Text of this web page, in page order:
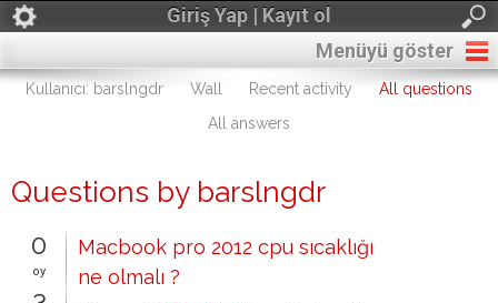
Giriş Yap | Kayıt ol
Menüyü göster
Kullanıcı: barslngdr Wall Recent activity
All questions
All answers
Questions by barslngdr
0
oy
Macbook pro 2012 cpu sıcaklığı
ne olmalı ?